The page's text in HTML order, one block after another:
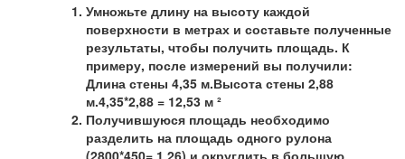
Умножьте длину на высоту каждой
поверхности в метрах и составьте полученные
результаты, чтобы получить площадь. К
примеру, после измерений вы получили:
Длина стены 4,35 м.Высота стены 2,88
м.4,35*2,88 = 12,53 м ²
Получившуюся площадь необходимо
разделить на площадь одного рулона
(2800*450= 1,26) и округлить в большую